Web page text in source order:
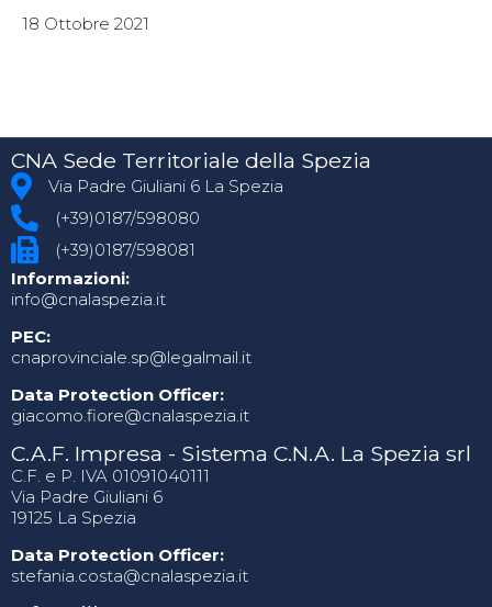
18 Ottobre 2021
CNA Sede Territoriale della Spezia
Via Padre Giuliani 6 La Spezia
(+39)0187/598080
(+39)0187/598081
Informazioni:
info@cnalaspezia.it
PEC:
cnaprovinciale.sp@legalmail.it
Data Protection Officer:
giacomo.fiore@cnalaspezia.it
C.A.F. Impresa - Sistema C.N.A. La Spezia srl
C.F. e P. IVA 01091040111
Via Padre Giuliani 6
19125 La Spezia
Data Protection Officer:
stefania.costa@cnalaspezia.it